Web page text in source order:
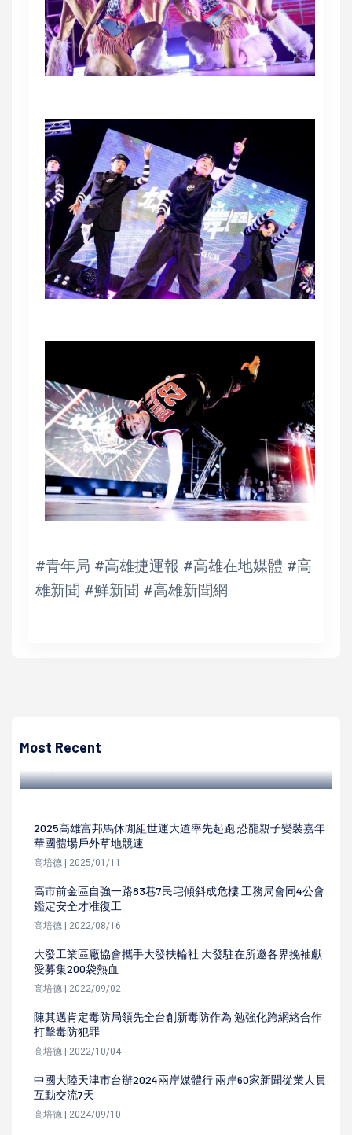
#青年局 #高雄捷運報 #高雄在地媒體 #高
雄新聞 #鮮新聞 #高雄新聞網
Most Recent
30條獨家文博繞境遊程
2025高雄富邦馬休閒組世運大道率先起跑 恐龍親子變裝嘉年
華國體場戶外草地競速
高培德 | 2025/01/11
高市前金區自強一路83巷7民宅傾斜成危樓 工務局會同4公會
鑑定安全才准復工
高培德 | 2022/08/16
大發工業區廠協會攜手大發扶輪社 大發駐在所邀各界挽袖獻
愛募集200袋熱血
高培德 | 2022/09/02
陳其邁肯定毒防局領先全台創新毒防作為 勉強化跨網絡合作
打擊毒防犯罪
高培德 | 2022/10/04
中國大陸天津市台辦2024兩岸媒體行 兩岸60家新聞從業人員
互動交流7天
高培德 | 2024/09/10